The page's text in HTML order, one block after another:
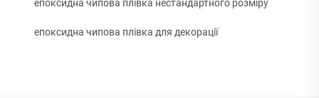
епоксидна чипова плівка нестандартного розміру
епоксидна чипова плівка для декорації